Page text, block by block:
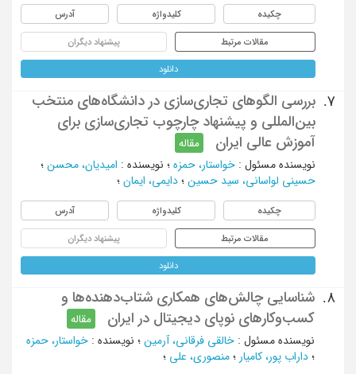
چکیده کلیدواژه آدرس
مقالات مرتبط پیشنهاد دیگران
دانلود
7.
بررسی الگوهای تجاری‌سازی در دانشگاه‌های منتخب
بین‌المللی و پیشنهاد چارچوب تجاری‌سازی برای
آموزش عالی ایران
مقاله
نویسنده مسئول : خواستار، حمزه ؛ نویسنده : امیدیان، محسن ؛
حسینی لواسانی، سید حسین ؛ دایمی، ایمان ؛
چکیده کلیدواژه آدرس
مقالات مرتبط پیشنهاد دیگران
دانلود
8.
شناسایی چالش‌های همکاری شتاب‌دهنده‌ها و
کسب‌وکارهای نوپای دیجیتال در ایران
مقاله
نویسنده مسئول : خالقی فرقانی، آرمین ؛ نویسنده : خواستار، حمزه
؛ داراب پور، کامیار ؛ منصوری، علی ؛